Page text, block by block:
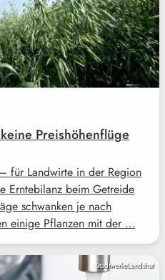
Preishöhenflüge
für Landwirte in der Region
Erntebilanz beim Getreide
schwanken je nach
einige Pflanzen mit der …
StadtwerkeLandshut